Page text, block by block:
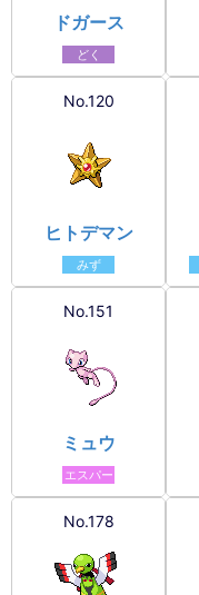
ドガース
どく
No.120
ヒトデマン
みず
No.151
ミュウ
エスパー
No.178